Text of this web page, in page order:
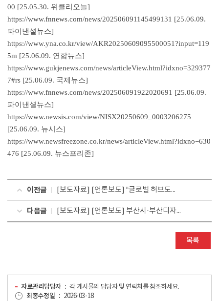
00 [25.05.30. 위클리오늘]
https://www.fnnews.com/news/202506091145499131 [25.06.09.
파이낸셜뉴스]
https://www.yna.co.kr/view/AKR20250609095500051?input=119
5m [25.06.09. 연합뉴스]
https://www.gukjenews.com/news/articleView.html?idxno=329377
7#rs [25.06.09. 국제뉴스]
https://www.fnnews.com/news/202506091922020691 [25.06.09.
파이낸셜뉴스]
https://www.newsis.com/view/NISX20250609_0003206275
[25.06.09. 뉴시스]
https://www.newsfreezone.co.kr/news/articleView.html?idxno=630
476 [25.06.09. 뉴스프리존]
이전글 [보도자료] [언론보도] “글로벌 허브도시 부산의 가치를 굿즈에 담다”, ‘부산 도시브랜드 굿즈(상품) 디자인 공모전’ 개최
다음글 [보도자료] [언론보도] 부산시·부산디자인진흥원, 국가 미래 디자인 산업을 선도할 차세대 디자인 융합벤처 발굴 시작
목록
자료관리담당자
각 게시물의 담당자 및 연락처를 참조하세요.
최종수정일
2026-03-18